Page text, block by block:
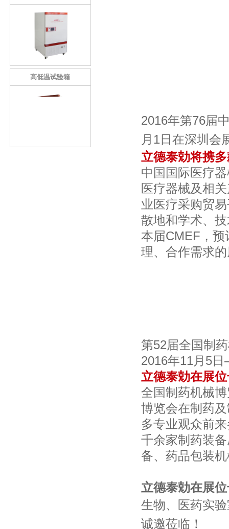
高低温试验箱
2016年第76届
月1日在深圳会
立德泰勀将携
中国国际医疗
医疗器械及相
业医疗采购贸
散地和学术、
本届CMEF，
理、合作需求
第52届全国制
2016年11月5
立德泰勀在展
全国制药机械
博览会在制药
多专业观众前
千余家制药装
备、药品包装
立德泰勀在展
生物、医药实
诚邀莅临！